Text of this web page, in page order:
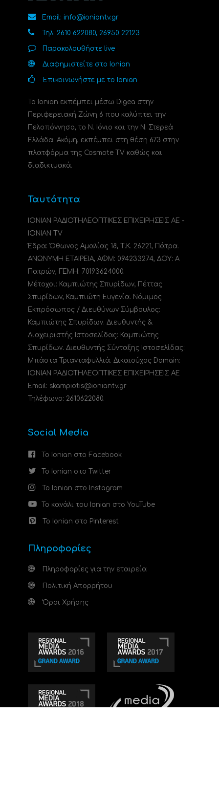
Email: info@ioniantv.gr
Τηλ: 2610 622080, 26950 22123
Παρακολουθήστε live
Διαφημιστείτε στο Ionian
Επικοινωνήστε με το Ionian
Το Ionian εκπέμπει μέσω Digea στην
Περιφερειακή Ζώνη 6 που καλύπτει την
Πελοπόννησο, το N. Ιόνιο και την Ν. Στερεά
Ελλάδα. Ακόμη, εκπέμπει στη θέση 673 στην
πλατφόρμα της Cosmote TV καθώς και
διαδικτυακά.
Ταυτότητα
ΙΟΝΙΑΝ ΡΑΔΙΟΤΗΛΕΟΠΤΙΚΕΣ ΕΠΙΧΕΙΡΗΣΕΙΣ ΑΕ -
IONIAN TV
Έδρα: Όθωνος Αμαλίας 18, Τ.Κ. 26221, Πάτρα.
ΑΝΩΝΥΜΗ ΕΤΑΙΡΕΙΑ, ΑΦΜ: 094233274, ΔΟΥ: A
Πατρών, ΓΕΜΗ: 70193624000.
Μέτοχοι: Καμπιώτης Σπυρίδων, Πέττας
Σπυρίδων, Καμπιώτη Ευγενία. Νόμιμος
Εκπρόσωπος / Διευθύνων Σύμβουλος:
Καμπιώτης Σπυρίδων. Διευθυντής &
Διαχειριστής Ιστοσελίδας: Καμπιώτης
Σπυρίδων. Διευθυντής Σύνταξης Ιστοσελίδας:
Μπάστα Τριανταφυλλιά. Δικαιούχος Domain:
ΙΟΝΙΑΝ ΡΑΔΙΟΤΗΛΕΟΠΤΙΚΕΣ ΕΠΙΧΕΙΡΗΣΕΙΣ ΑΕ
Email: skampiotis@ioniantv.gr
Τηλέφωνο: 2610622080.
Social Media
Το Ionian στο Facebook
Το Ionian στο Twitter
Το Ionian στο Instagram
Το κανάλι του Ionian στο YouTube
Το Ionian στο Pinterest
Πληροφορίες
Πληροφορίες για την εταιρεία
Πολιτική Απορρήτου
Όροι Χρήσης